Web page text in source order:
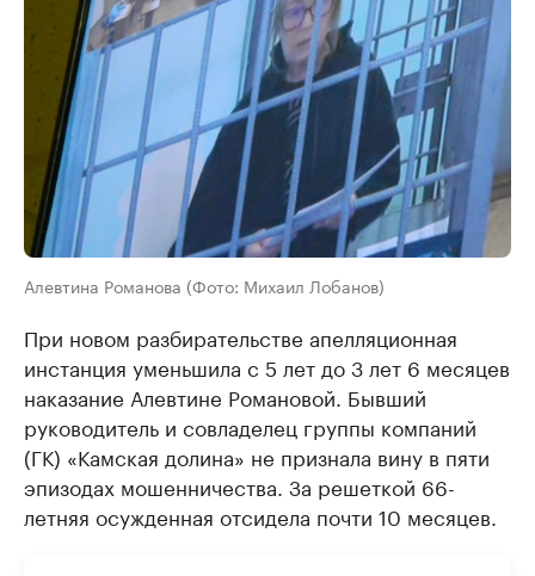
Алевтина Романова (Фото: Михаил Лобанов)
При новом разбирательстве апелляционная
инстанция уменьшила с 5 лет до 3 лет 6 месяцев
наказание Алевтине Романовой. Бывший
руководитель и совладелец группы компаний
(ГК) «Камская долина» не признала вину в пяти
эпизодах мошенничества. За решеткой 66-
летняя осужденная отсидела почти 10 месяцев.